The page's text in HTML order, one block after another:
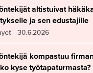
altistuivat
ja sen edustajille
| 30.6.2026
kompastuu
kyse työtapaturmasta?